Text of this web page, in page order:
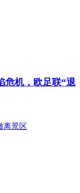
危机，欧足联“退
离景区